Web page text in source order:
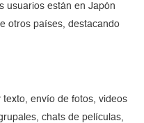
usuarios están en Japón
otros países, destacando
envío de fotos, videos
chats de películas,